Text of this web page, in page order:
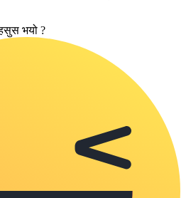
भयो ?